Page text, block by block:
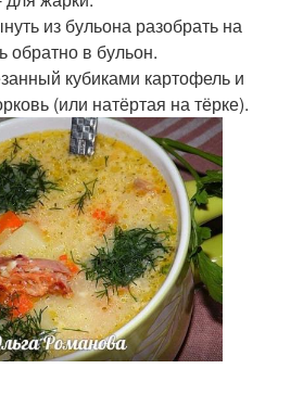
из бульона разобрать на
обратно в бульон.
кубиками картофель и
(или натёртая на тёрке).